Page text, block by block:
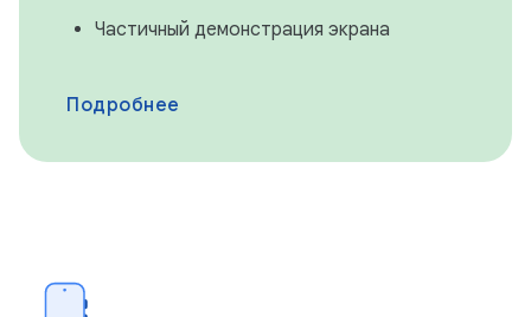
Частичный демонстрация экрана
Подробнее